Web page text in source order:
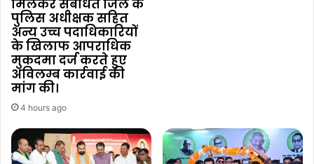
मिलकर संबंधित जिले के
पुलिस अधीक्षक सहित
अन्य उच्च पदाधिकारियों
के खिलाफ आपराधिक
मुकदमा दर्ज करते हुए
अविलम्ब कार्रवाई की
मांग की।
4 hours ago